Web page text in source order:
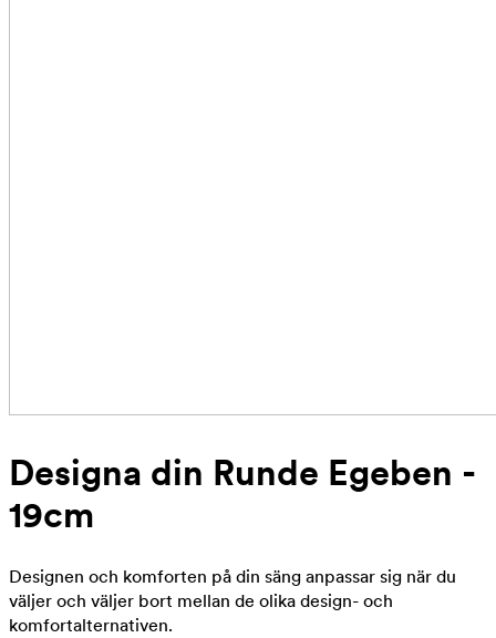
Designa din Runde Egeben -
19cm
Designen och komforten på din säng anpassar sig när du
väljer och väljer bort mellan de olika design- och
komfortalternativen.